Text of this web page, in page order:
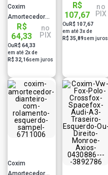
Coxim
Amortecedor
Dianteiro Com
Rolamento
Esquerdo/Direito
Cxc18104 Cofap
R$
64,33
no
PIX
Ou R$ 64,33
em até 2x de
R$ 32,16sem juros
Dianteiro
5212899
Monroe Axios
R$
107,67
no
PIX
Ou R$ 107,67
em até 3x de
R$ 35,89sem juros
Coxim
Amortecedor